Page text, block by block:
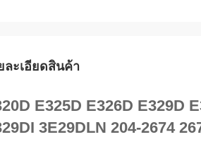
ละเอียดสินค้า
E325D E326D E329D
3E29DLN 204-2674